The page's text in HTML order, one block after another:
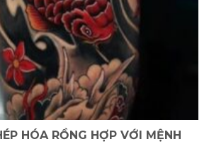
HÓA RỒNG HỢP VỚI MỆNH